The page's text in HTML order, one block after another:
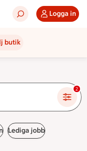
Logga in
butik
2
Lediga jobb